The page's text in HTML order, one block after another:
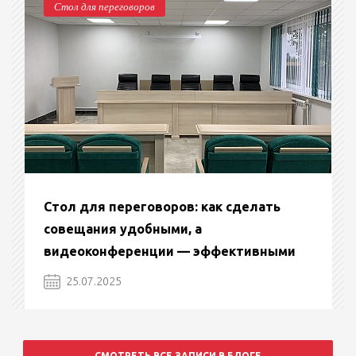
Стол для переговоров
Стол для переговоров: как сделать
совещания удобными, а
видеоконференции — эффективными
25.07.2025